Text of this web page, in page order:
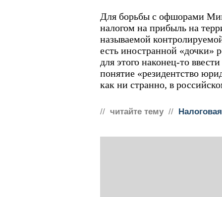
Для борьбы с офшорами
налогом на прибыль на
называемой
есть иностранной «дочки»
для этого наконец-то
понятие «резидентство
как ни странно, в
// читайте тему //